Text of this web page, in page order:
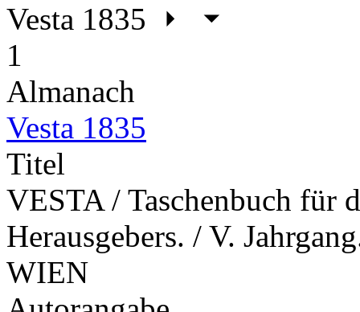
Vesta 1835
1
Almanach
Vesta 1835
Titel
VESTA / Taschenbuch für
Herausgebers. / V.
WIEN